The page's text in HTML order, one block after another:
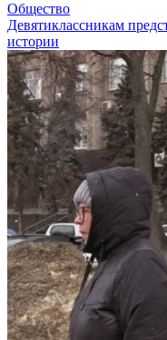
Общество
Девятиклассникам
истории